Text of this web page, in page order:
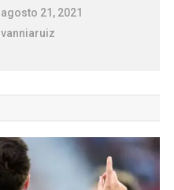
agosto 21, 2021
vanniaruiz